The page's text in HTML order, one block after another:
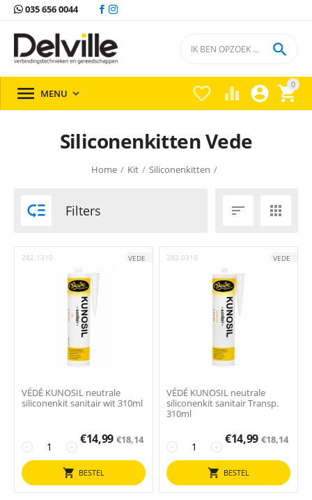
035 656 0044
0


 

 MENU 
Siliconenkitten Vede
Home / Kit / Siliconenkitten /
 Filters  
282.1310 VEDE
VÉDÉ KUNOSIL neutrale
siliconenkit sanitair wit 310ml
+
−
€14,99 €18,14
BESTEL
282.0310 VEDE
VÉDÉ KUNOSIL neutrale
siliconenkit sanitair Transp.
310ml
+
−
€14,99 €18,14
BESTEL